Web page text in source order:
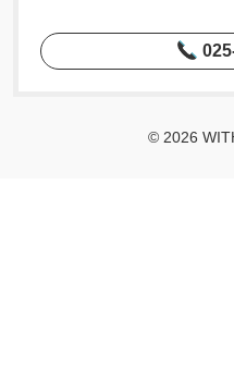
© 2026